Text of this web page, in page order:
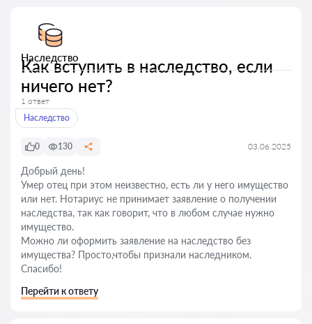
Наследство
Как вступить в наследство, если
ничего нет?
1 ответ
Наследство
0 130 03.06.2025
Добрый день!
Умер отец при этом неизвестно, есть ли у него имущество
или нет. Нотариус не принимает заявление о получении
наследства, так как говорит, что в любом случае нужно
имущество.
Можно ли оформить заявление на наследство без
имущества? Просто,чтобы признали наследником.
Спасибо!
Перейти к ответу